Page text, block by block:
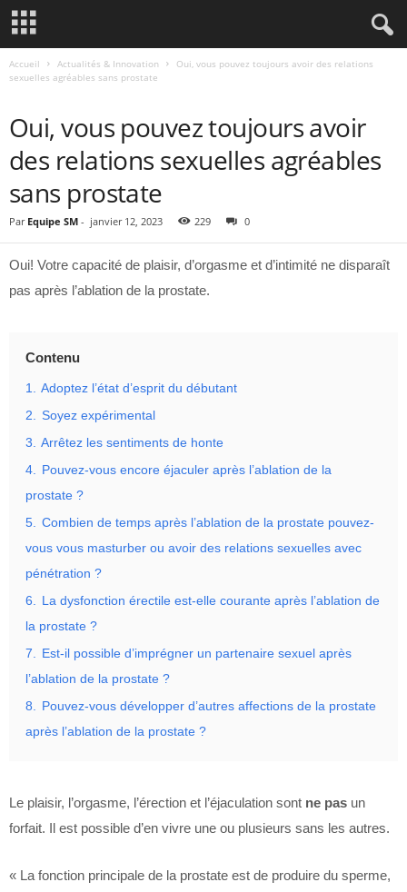
Accueil Actualités & Innovation
Oui, vous pouvez toujours avoir des relations
sexuelles agréables sans prostate
Oui, vous pouvez toujours avoir
des relations sexuelles agréables
sans prostate
Par Equipe SM - janvier 12, 2023 229 0
Oui! Votre capacité de plaisir, d’orgasme et d’intimité ne disparaît
pas après l’ablation de la prostate.
Contenu
1. Adoptez l’état d’esprit du débutant
2. Soyez expérimental
3. Arrêtez les sentiments de honte
4. Pouvez-vous encore éjaculer après l’ablation de la
prostate ?
5. Combien de temps après l’ablation de la prostate pouvez-
vous vous masturber ou avoir des relations sexuelles avec
pénétration ?
6. La dysfonction érectile est-elle courante après l’ablation de
la prostate ?
7. Est-il possible d’imprégner un partenaire sexuel après
l’ablation de la prostate ?
8. Pouvez-vous développer d’autres affections de la prostate
après l’ablation de la prostate ?
Le plaisir, l’orgasme, l’érection et l’éjaculation sont ne pas un
forfait. Il est possible d’en vivre une ou plusieurs sans les autres.
« La fonction principale de la prostate est de produire du sperme,